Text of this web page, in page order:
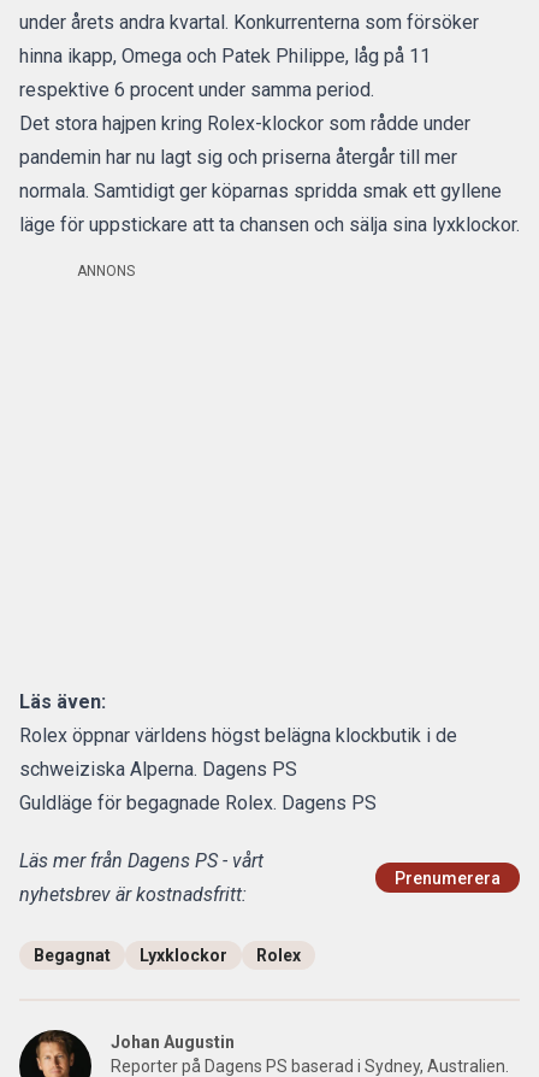
under årets andra kvartal. Konkurrenterna som försöker
hinna ikapp, Omega och Patek Philippe, låg på 11
respektive 6 procent under samma period.
Det stora hajpen kring Rolex-klockor som rådde under
pandemin har nu lagt sig och priserna återgår till mer
normala. Samtidigt ger köparnas spridda smak ett gyllene
läge för uppstickare att ta chansen och sälja sina lyxklockor.
ANNONS
Läs även:
Rolex öppnar världens högst belägna klockbutik i de
schweiziska Alperna. Dagens PS
Guldläge för begagnade Rolex. Dagens PS
Läs mer från Dagens PS - vårt
nyhetsbrev är kostnadsfritt:
Prenumerera
Begagnat Lyxklockor Rolex
Johan Augustin
Reporter på Dagens PS baserad i Sydney, Australien.